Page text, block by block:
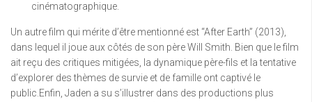
cinématographique.
Un autre film qui mérite d’être mentionné est “After Earth” (2013),
dans lequel il joue aux côtés de son père Will Smith. Bien que le film
ait reçu des critiques mitigées, la dynamique père-fils et la tentative
d’explorer des thèmes de survie et de famille ont captivé le
public.Enfin, Jaden a su s’illustrer dans des productions plus